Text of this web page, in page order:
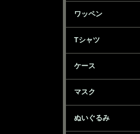
ワッペン
Tシャツ
ケース
マスク
ぬいぐるみ